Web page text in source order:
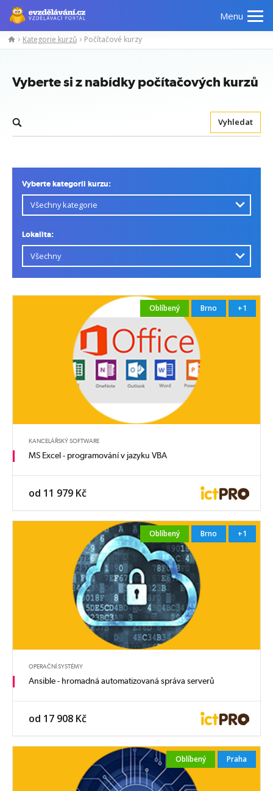
Menu
Kategorie kurzů Počítačové kurzy
Vyberte si z nabídky počítačových kurzů
Vyhledat
Vyberte kategorii kurzu:
Lokalita:
Oblíbený Brno +1
KANCELÁŘSKÝ SOFTWARE
MS Excel - programování v jazyku VBA
od 11 979 Kč
Oblíbený Brno +1
OPERAČNÍ SYSTÉMY
Ansible - hromadná automatizovaná správa serverů
od 17 908 Kč
Oblíbený Praha